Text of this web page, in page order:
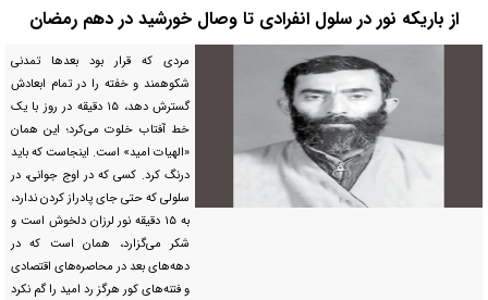
از باریکه نور در سلول انفرادی تا وصال خورشید در دهم رمضان
مردی که قرار بود بعد‌ها تمدنی
شکوهمند و خفته را در تمام ابعادش
گسترش دهد، ۱۵ دقیقه در روز با یک
خط آفتاب خلوت می‌کرد؛ این همان
«الهیات امید» است. اینجاست که باید
درنگ کرد. کسی که در اوج جوانی، در
سلولی که حتی جای پادراز کردن ندارد،
به ۱۵ دقیقه نور لرزان دلخوش است و
شکر می‌گزارد، همان است که در
دهه‌های بعد در محاصره‌های اقتصادی
و فتنه‌های کور هرگز رد امید را گم نکرد